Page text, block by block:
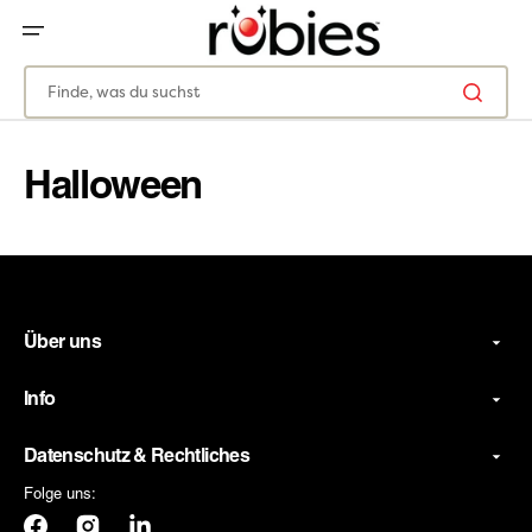
INHALT
SPRINGEN
Finde, was du suchst
Halloween
Über uns
Info
Datenschutz & Rechtliches
Folge uns: